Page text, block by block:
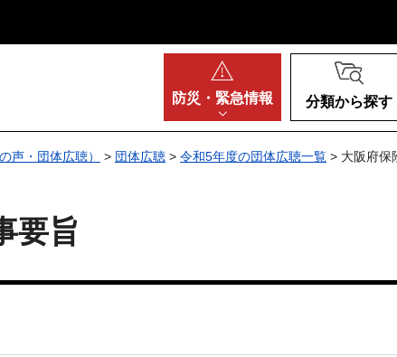
防災・ 緊急情報 分類から探す
声・団体広聴） > 団体広聴 > 令和5年度の団体広聴一覧 > 大阪府保
要旨